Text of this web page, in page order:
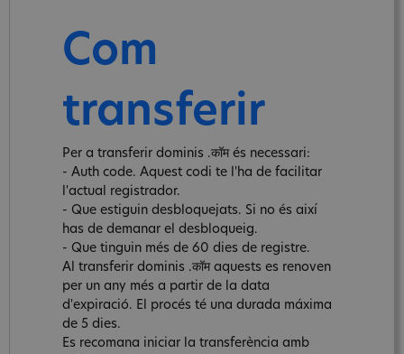
Com
transferir
Per a transferir dominis .कॉम és necessari:
- Auth code. Aquest codi te l'ha de facilitar
l'actual registrador.
- Que estiguin desbloquejats. Si no és així
has de demanar el desbloqueig.
- Que tinguin més de 60 dies de registre.
Al transferir dominis .कॉम aquests es renoven
per un any més a partir de la data
d'expiració. El procés té una durada máxima
de 5 dies.
Es recomana iniciar la transferència amb